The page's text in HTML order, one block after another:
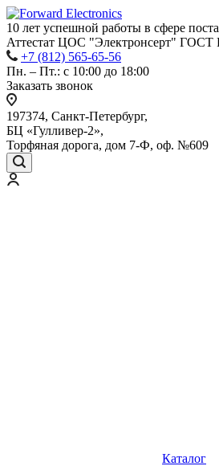
10 лет успешной работы в сфере
Аттестат ЦОС "Электронсерт"
+7 (812) 565-65-56
Пн. – Пт.: с 10:00 до 18:00
Заказать звонок
197374, Санкт-Петербург,
БЦ «Гулливер-2»,
Торфяная дорога, дом 7-Ф, оф. №609
Каталог